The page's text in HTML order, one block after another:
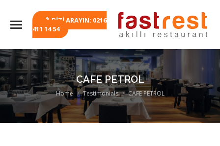
BİZİ ARAYIN: 0216
411 14 54
CAFE PETROL
You are here:
Home Testimonials CAFE PETROL